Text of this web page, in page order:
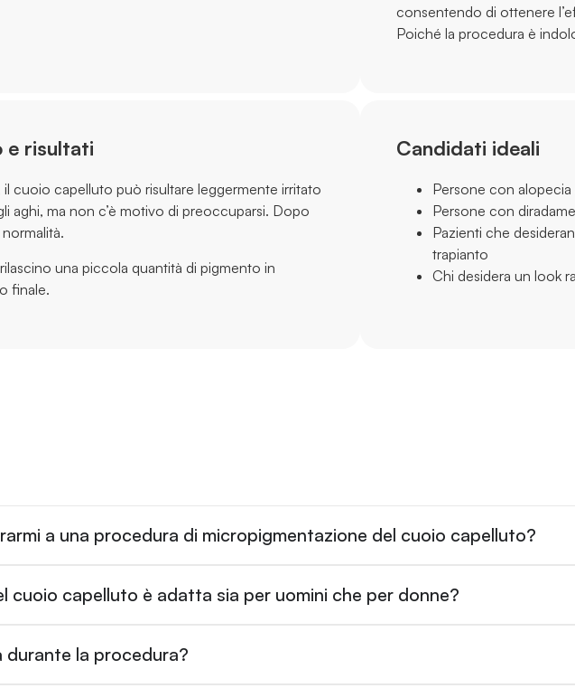
consentendo di ottenere
Poiché la procedura è
e risultati
cuoio capelluto può risultare leggermente irritato
aghi, ma non c’è motivo di preoccuparsi. Dopo
una piccola quantità di pigmento in
finale.
Candidati ideali
Persone con
Persone con
Pazienti che
trapianto
Chi desidera un look
a una procedura di micropigmentazione del cuoio capelluto?
cuoio capelluto è adatta sia per uomini che per donne?
durante la procedura?